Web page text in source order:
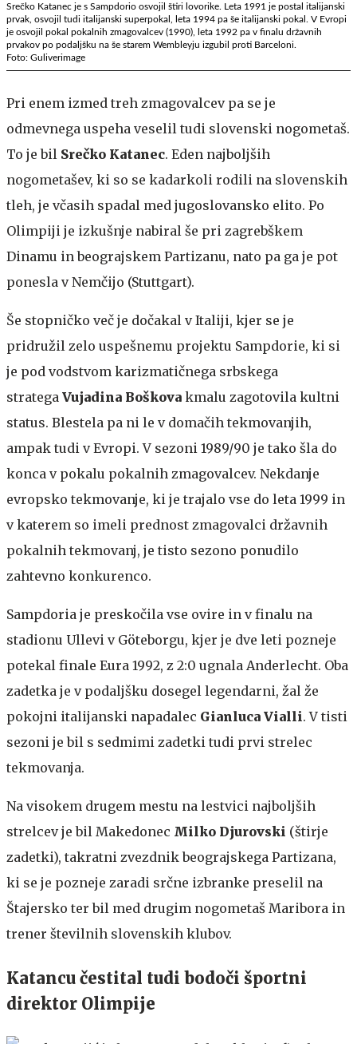
Srečko Katanec je s Sampdorio osvojil štiri lovorike. Leta 1991 je postal italijanski
prvak, osvojil tudi italijanski superpokal, leta 1994 pa še italijanski pokal. V Evropi
je osvojil pokal pokalnih zmagovalcev (1990), leta 1992 pa v finalu državnih
prvakov po podaljšku na še starem Wembleyju izgubil proti Barceloni.
Foto: Guliverimage
Pri enem izmed treh zmagovalcev pa se je
odmevnega uspeha veselil tudi slovenski nogometaš.
To je bil Srečko Katanec. Eden najboljših
nogometašev, ki so se kadarkoli rodili na slovenskih
tleh, je včasih spadal med jugoslovansko elito. Po
Olimpiji je izkušnje nabiral še pri zagrebškem
Dinamu in beograjskem Partizanu, nato pa ga je pot
ponesla v Nemčijo (Stuttgart).
Še stopničko več je dočakal v Italiji, kjer se je
pridružil zelo uspešnemu projektu Sampdorie, ki si
je pod vodstvom karizmatičnega srbskega
stratega Vujadina Boškova kmalu zagotovila kultni
status. Blestela pa ni le v domačih tekmovanjih,
ampak tudi v Evropi. V sezoni 1989/90 je tako šla do
konca v pokalu pokalnih zmagovalcev. Nekdanje
evropsko tekmovanje, ki je trajalo vse do leta 1999 in
v katerem so imeli prednost zmagovalci državnih
pokalnih tekmovanj, je tisto sezono ponudilo
zahtevno konkurenco.
Sampdoria je preskočila vse ovire in v finalu na
stadionu Ullevi v Göteborgu, kjer je dve leti pozneje
potekal finale Eura 1992, z 2:0 ugnala Anderlecht. Oba
zadetka je v podaljšku dosegel legendarni, žal že
pokojni italijanski napadalec Gianluca Vialli. V tisti
sezoni je bil s sedmimi zadetki tudi prvi strelec
tekmovanja.
Na visokem drugem mestu na lestvici najboljših
strelcev je bil Makedonec Milko Djurovski (štirje
zadetki), takratni zvezdnik beograjskega Partizana,
ki se je pozneje zaradi srčne izbranke preselil na
Štajersko ter bil med drugim nogometaš Maribora in
trener številnih slovenskih klubov.
Katancu čestital tudi bodoči športni
direktor Olimpije